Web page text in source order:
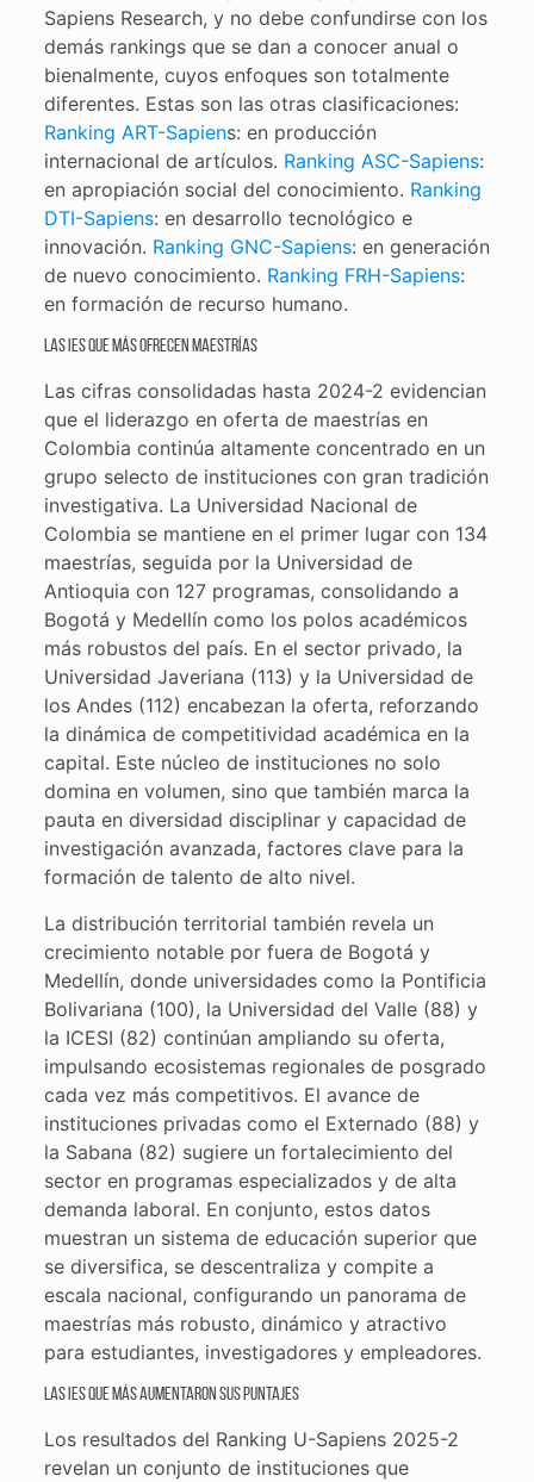
Sapiens Research, y no debe confundirse con los
demás rankings que se dan a conocer anual o
bienalmente, cuyos enfoques son totalmente
diferentes. Estas son las otras clasificaciones:
Ranking ART-Sapiens: en producción
internacional de artículos. Ranking ASC-Sapiens:
en apropiación social del conocimiento. Ranking
DTI-Sapiens: en desarrollo tecnológico e
innovación. Ranking GNC-Sapiens: en generación
de nuevo conocimiento. Ranking FRH-Sapiens:
en formación de recurso humano.
Las IES que más ofrecen maestrías
Las cifras consolidadas hasta 2024-2 evidencian
que el liderazgo en oferta de maestrías en
Colombia continúa altamente concentrado en un
grupo selecto de instituciones con gran tradición
investigativa. La Universidad Nacional de
Colombia se mantiene en el primer lugar con 134
maestrías, seguida por la Universidad de
Antioquia con 127 programas, consolidando a
Bogotá y Medellín como los polos académicos
más robustos del país. En el sector privado, la
Universidad Javeriana (113) y la Universidad de
los Andes (112) encabezan la oferta, reforzando
la dinámica de competitividad académica en la
capital. Este núcleo de instituciones no solo
domina en volumen, sino que también marca la
pauta en diversidad disciplinar y capacidad de
investigación avanzada, factores clave para la
formación de talento de alto nivel.
La distribución territorial también revela un
crecimiento notable por fuera de Bogotá y
Medellín, donde universidades como la Pontificia
Bolivariana (100), la Universidad del Valle (88) y
la ICESI (82) continúan ampliando su oferta,
impulsando ecosistemas regionales de posgrado
cada vez más competitivos. El avance de
instituciones privadas como el Externado (88) y
la Sabana (82) sugiere un fortalecimiento del
sector en programas especializados y de alta
demanda laboral. En conjunto, estos datos
muestran un sistema de educación superior que
se diversifica, se descentraliza y compite a
escala nacional, configurando un panorama de
maestrías más robusto, dinámico y atractivo
para estudiantes, investigadores y empleadores.
Las IES que más aumentaron sus puntajes
Los resultados del Ranking U-Sapiens 2025-2
revelan un conjunto de instituciones que